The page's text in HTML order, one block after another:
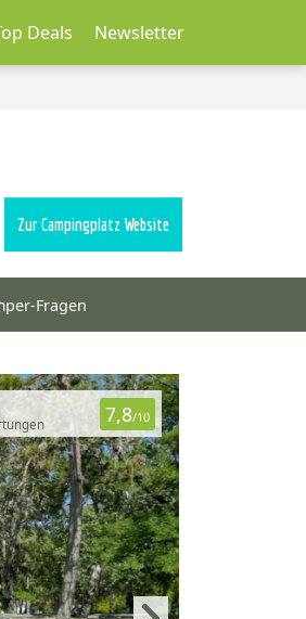
Deals Newsletter
Zur Campingplatz Website
Fragen
7,8/10